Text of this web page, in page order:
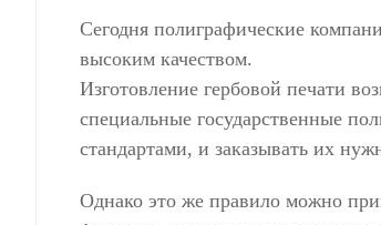
Сегодня полиграфические
высоким качеством.
Изготовление гербовой печати
специальные государственные
стандартами, и заказывать их
Однако это же правило можно